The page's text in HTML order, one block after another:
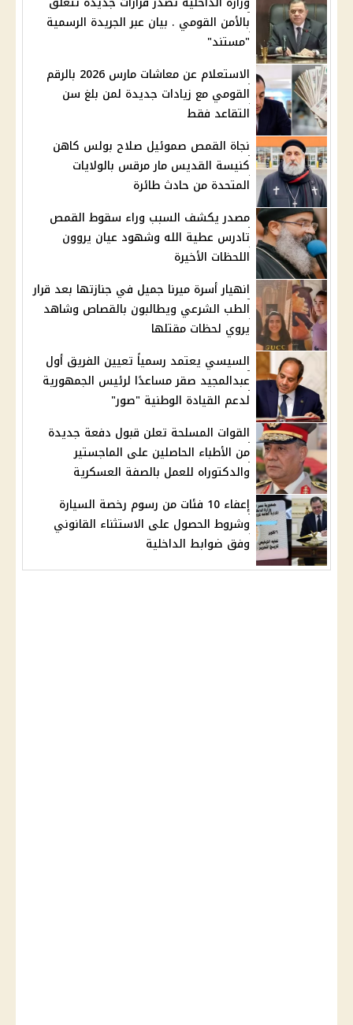
بالأمن القومي . بيان عبر الجريدة الرسمية
"مستند"
الاستعلام عن معاشات مارس 2026 بالرقم
القومي مع زيادات جديدة لمن بلغ سن
التقاعد فقط
نجاة القمص صموئيل صلاح بولس كاهن
كنيسة القديس مار مرقس بالولايات
المتحدة من حادث طائرة
مصدر يكشف السبب وراء سقوط القمص
تادرس عطية الله وشهود عيان يروون
اللحظات الأخيرة
انهيار أسرة ميرنا جميل في جنازتها بعد قرار
الطب الشرعي ويطالبون بالقصاص وشاهد
يروي لحظات مقتلها
السيسي يعتمد رسمياً تعيين الفريق أول
عبدالمجيد صقر مساعدًا لرئيس الجمهورية
لدعم القيادة الوطنية "صور"
القوات المسلحة تعلن قبول دفعة جديدة
من الأطباء الحاصلين على الماجستير
والدكتوراه للعمل بالصفة العسكرية
إعفاء 10 فئات من رسوم رخصة السيارة
وشروط الحصول على الاستثناء القانوني
وفق ضوابط الداخلية